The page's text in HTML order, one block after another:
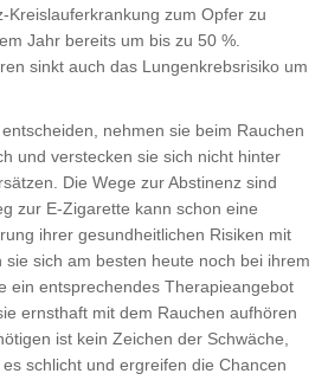
Kreislauferkrankung zum Opfer zu
Jahr bereits um bis zu 50 %.
sinkt auch das Lungenkrebsrisiko um
nehmen sie beim Rauchen
und verstecken sie sich nicht hinter
Die Wege zur Abstinenz sind
zur E-Zigarette kann schon eine
ihrer gesundheitlichen Risiken mit
sich am besten heute noch bei ihrem
ein entsprechendes Therapieangebot
ernsthaft mit dem Rauchen aufhören
ist kein Zeichen der Schwäche,
schlicht und ergreifen die Chancen